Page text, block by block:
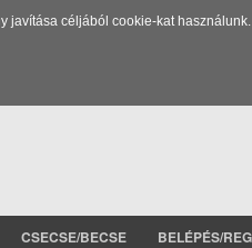
javítása céljából cookie-kat
CSECSE/BECSE BELÉPÉS/